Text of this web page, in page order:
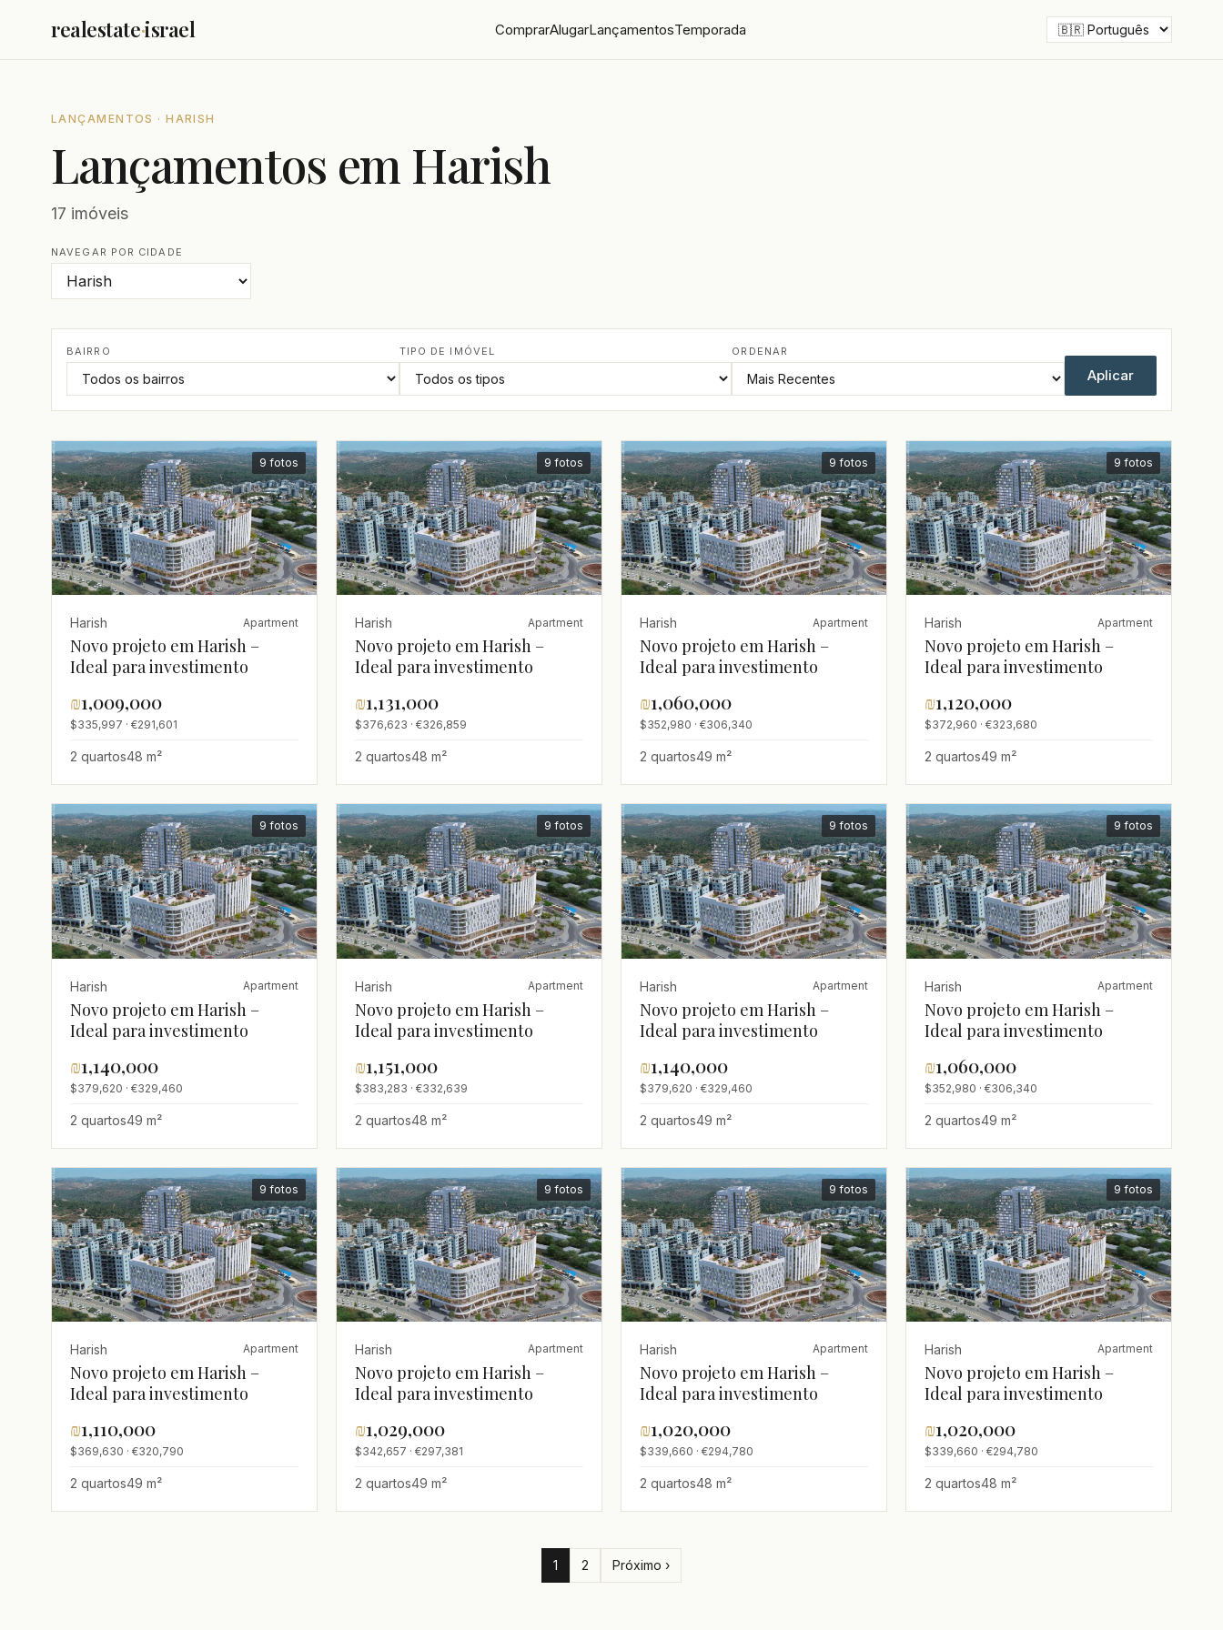
realestate·israel ComprarAlugarLançamentosTemporada
LANÇAMENTOS · HARISH
Lançamentos em Harish
17 imóveis
NAVEGAR POR CIDADE
BAIRRO TIPO DE IMÓVEL ORDENAR
Aplicar
9 fotos
Harish Apartment
Novo projeto em Harish –
Ideal para investimento
₪1,009,000
$335,997 · €291,601
2 quartos48 m²
9 fotos
Harish Apartment
Novo projeto em Harish –
Ideal para investimento
₪1,131,000
$376,623 · €326,859
2 quartos48 m²
9 fotos
Harish Apartment
Novo projeto em Harish –
Ideal para investimento
₪1,060,000
$352,980 · €306,340
2 quartos49 m²
9 fotos
Harish Apartment
Novo projeto em Harish –
Ideal para investimento
₪1,120,000
$372,960 · €323,680
2 quartos49 m²
9 fotos
Harish Apartment
Novo projeto em Harish –
Ideal para investimento
₪1,140,000
$379,620 · €329,460
2 quartos49 m²
9 fotos
Harish Apartment
Novo projeto em Harish –
Ideal para investimento
₪1,151,000
$383,283 · €332,639
2 quartos48 m²
9 fotos
Harish Apartment
Novo projeto em Harish –
Ideal para investimento
₪1,140,000
$379,620 · €329,460
2 quartos49 m²
9 fotos
Harish Apartment
Novo projeto em Harish –
Ideal para investimento
₪1,060,000
$352,980 · €306,340
2 quartos49 m²
9 fotos
Harish Apartment
Novo projeto em Harish –
Ideal para investimento
₪1,110,000
$369,630 · €320,790
2 quartos49 m²
9 fotos
Harish Apartment
Novo projeto em Harish –
Ideal para investimento
₪1,029,000
$342,657 · €297,381
2 quartos49 m²
9 fotos
Harish Apartment
Novo projeto em Harish –
Ideal para investimento
₪1,020,000
$339,660 · €294,780
2 quartos48 m²
9 fotos
Harish Apartment
Novo projeto em Harish –
Ideal para investimento
₪1,020,000
$339,660 · €294,780
2 quartos48 m²
1 2 Próximo ›